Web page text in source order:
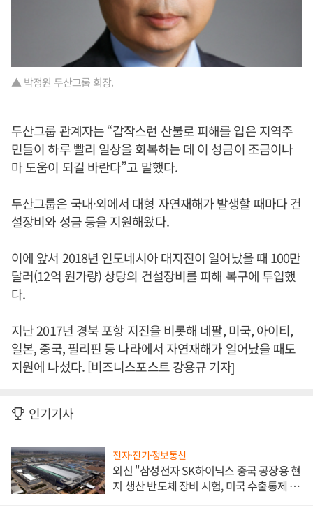
▲ 박정원 두산그룹 회장.
두산그룹 관계자는 “갑작스런 산불로 피해를 입은 지역주
민들이 하루 빨리 일상을 회복하는 데 이 성금이 조금이나
마 도움이 되길 바란다”고 말했다.
두산그룹은 국내·외에서 대형 자연재해가 발생할 때마다 건
설장비와 성금 등을 지원해왔다.
이에 앞서 2018년 인도네시아 대지진이 일어났을 때 100만
달러(12억 원가량) 상당의 건설장비를 피해 복구에 투입했
다.
지난 2017년 경북 포항 지진을 비롯해 네팔, 미국, 아이티,
일본, 중국, 필리핀 등 나라에서 자연재해가 일어났을 때도
지원에 나섰다. [비즈니스포스트 강용규 기자]
인기기사
전자·전기·정보통신
외신 "삼성전자 SK하이닉스 중국 공장용 현
지 생산 반도체 장비 시험, 미국 수출통제 대